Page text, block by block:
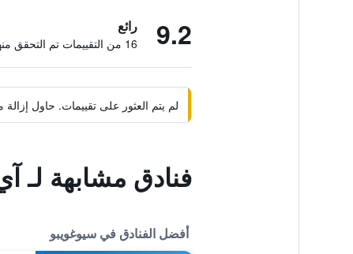
9.2 رائع
16 من التقييمات تم التحقق منها
لم يتم العثور على تقييمات. حاول
فنادق مشابهة لـ
أفضل الفنادق في سيوغويبو